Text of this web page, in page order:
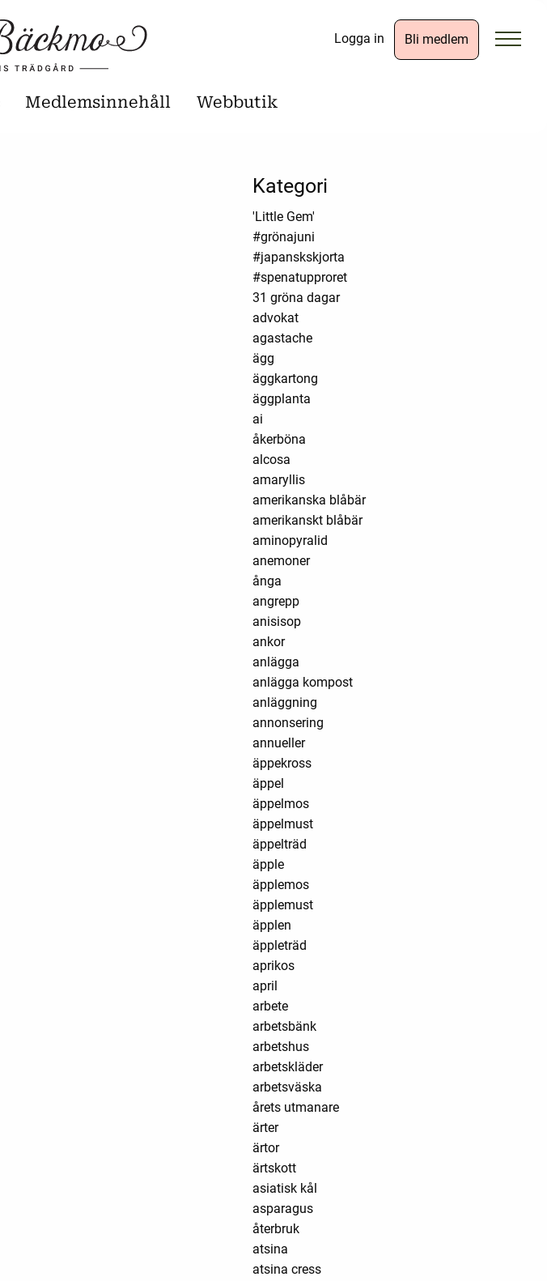
Logga in Bli medlem
Medlemsinnehåll Webbutik
Kategori
'Little Gem'
#grönajuni
#japanskskjorta
#spenatupproret
31 gröna dagar
advokat
agastache
ägg
äggkartong
äggplanta
ai
åkerböna
alcosa
amaryllis
amerikanska blåbär
amerikanskt blåbär
aminopyralid
anemoner
ånga
angrepp
anisisop
ankor
anlägga
anlägga kompost
anläggning
annonsering
annueller
äppekross
äppel
äppelmos
äppelmust
äppelträd
äpple
äpplemos
äpplemust
äpplen
äppleträd
aprikos
april
arbete
arbetsbänk
arbetshus
arbetskläder
arbetsväska
årets utmanare
ärter
ärtor
ärtskott
asiatisk kål
asparagus
återbruk
atsina
atsina cress